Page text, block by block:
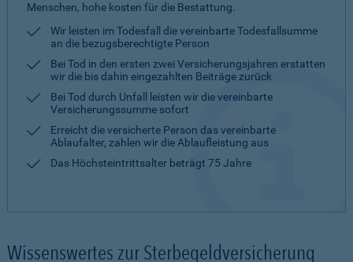
Menschen, hohe kosten für die Bestattung.
Wir leisten im Todesfall die vereinbarte Todesfallsumme
an die bezugsberechtigte Person
Bei Tod in den ersten zwei Versicherungsjahren erstatten
wir die bis dahin eingezahlten Beiträge zurück
Bei Tod durch Unfall leisten wir die vereinbarte
Versicherungssumme sofort
Erreicht die versicherte Person das vereinbarte
Ablaufalter, zahlen wir die Ablaufleistung aus
Das Höchsteintrittsalter beträgt 75 Jahre
Wissenswertes zur Sterbegeldversicherung